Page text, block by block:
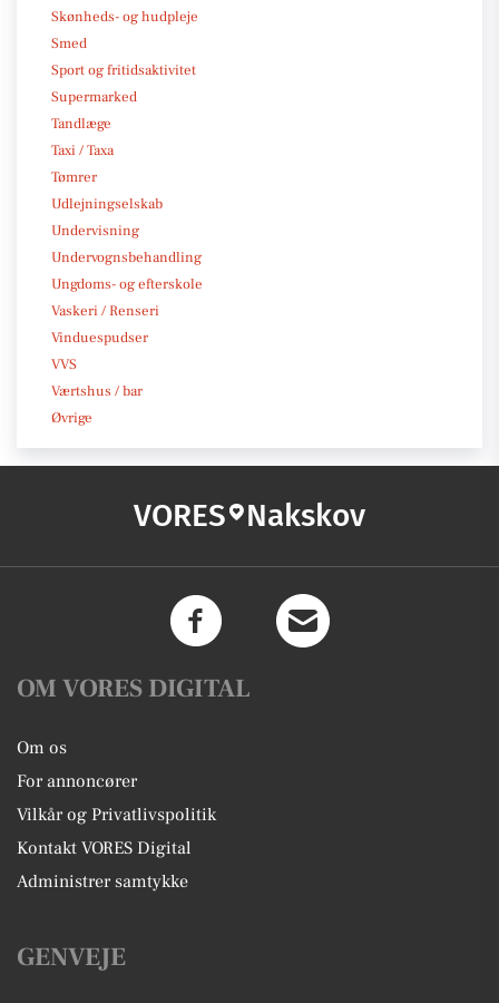
Skønheds- og hudpleje
Smed
Sport og fritidsaktivitet
Supermarked
Tandlæge
Taxi / Taxa
Tømrer
Udlejningselskab
Undervisning
Undervognsbehandling
Ungdoms- og efterskole
Vaskeri / Renseri
Vinduespudser
VVS
Værtshus / bar
Øvrige
VORES Nakskov
OM VORES DIGITAL
Om os
For annoncører
Vilkår og Privatlivspolitik
Kontakt VORES Digital
Administrer samtykke
GENVEJE